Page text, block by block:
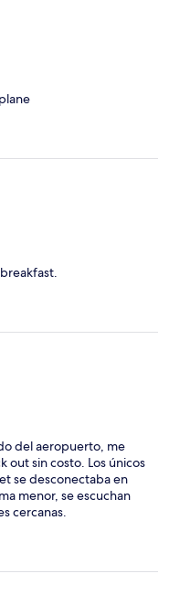
del aeropuerto, me
sin costo. Los únicos
se desconectaba en
menor, se escuchan
cercanas.